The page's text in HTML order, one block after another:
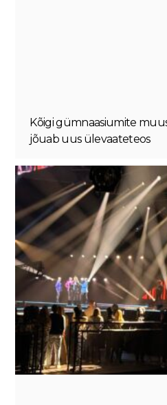
Kõigi gümnaasiumite
jõuab uus ülevaateteos